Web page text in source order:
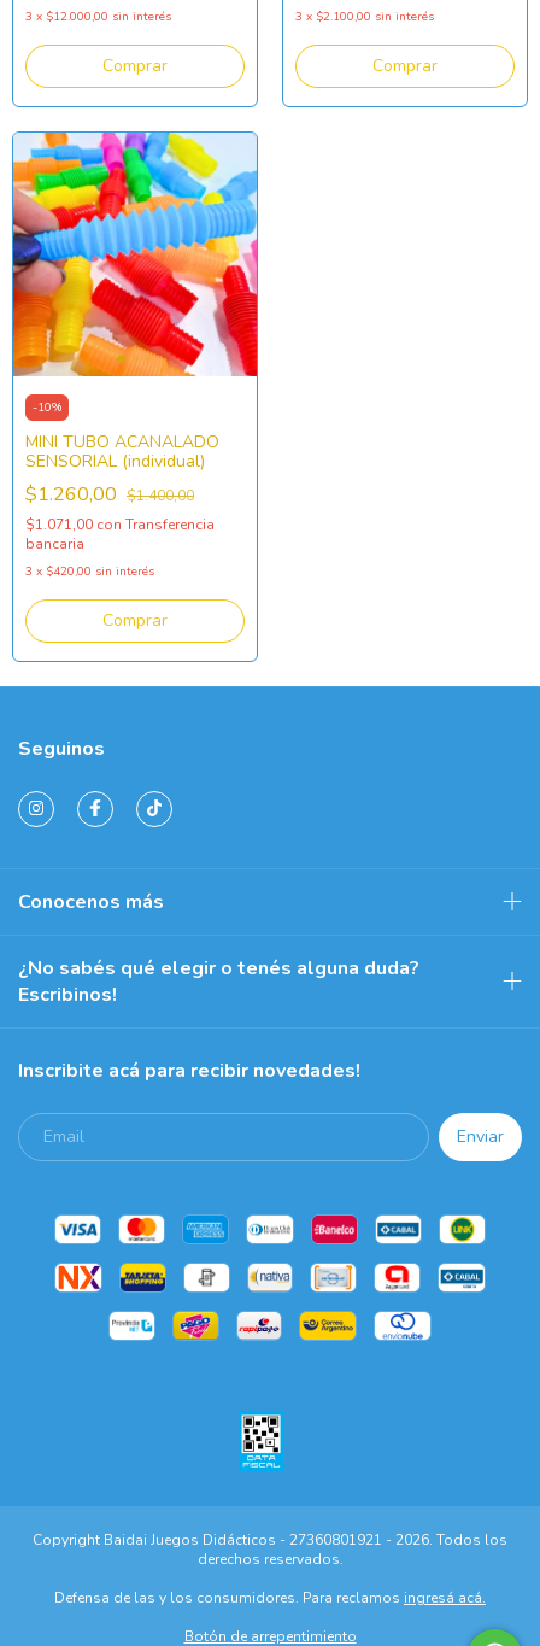
3 x $12.000,00 sin interés 3 x $2.100,00 sin interés
-10%
MINI TUBO ACANALADO
SENSORIAL (individual)
$1.260,00 $1.400,00
$1.071,00 con Transferencia
bancaria
3 x $420,00 sin interés
Seguinos
Conocenos más
¿No sabés qué elegir o tenés alguna duda?
Escribinos!
Inscribite acá para recibir novedades!
Copyright Baidai Juegos Didácticos - 27360801921 - 2026. Todos los
derechos reservados.
Defensa de las y los consumidores. Para reclamos ingresá acá.
Botón de arrepentimiento